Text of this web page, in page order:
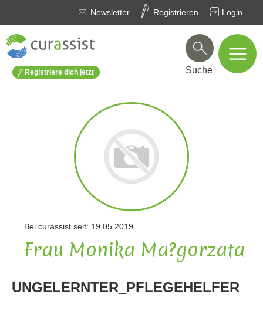
Login
Registrieren
Newsletter
Registriere dich jetzt Suche
Bei curassist seit: 19.05.2019
Frau Monika Ma?gorzata
UNGELERNTER_PFLEGEHELFER